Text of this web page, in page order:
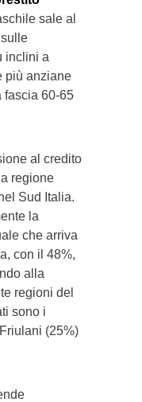
sale al
inclini a
più anziane
fascia 60-65
al credito
regione
Sud Italia.
la
che arriva
con il 48%,
alla
regioni del
sono i
(25%)